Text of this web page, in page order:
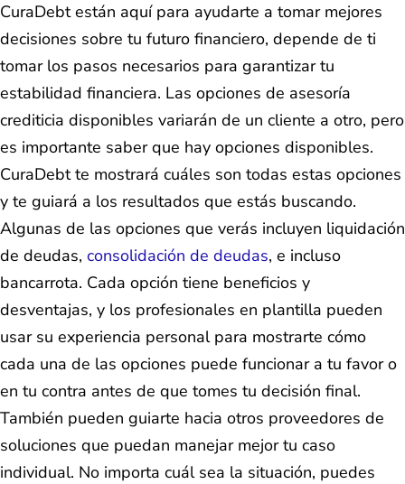
CuraDebt están aquí para ayudarte a tomar mejores
decisiones sobre tu futuro financiero, depende de ti
tomar los pasos necesarios para garantizar tu
estabilidad financiera. Las opciones de asesoría
crediticia disponibles variarán de un cliente a otro, pero
es importante saber que hay opciones disponibles.
CuraDebt te mostrará cuáles son todas estas opciones
y te guiará a los resultados que estás buscando.
Algunas de las opciones que verás incluyen liquidación
de deudas, consolidación de deudas, e incluso
bancarrota. Cada opción tiene beneficios y
desventajas, y los profesionales en plantilla pueden
usar su experiencia personal para mostrarte cómo
cada una de las opciones puede funcionar a tu favor o
en tu contra antes de que tomes tu decisión final.
También pueden guiarte hacia otros proveedores de
soluciones que puedan manejar mejor tu caso
individual. No importa cuál sea la situación, puedes